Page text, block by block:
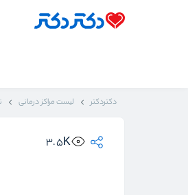
دکتردکتر لیست مراکز درمانی
3.5K